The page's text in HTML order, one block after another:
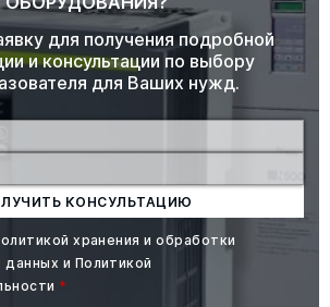
для получения подробной
и консультации по выбору
для Ваших нужд.
КОНСУЛЬТАЦИЮ
хранения и обработки
данных и Политикой
*